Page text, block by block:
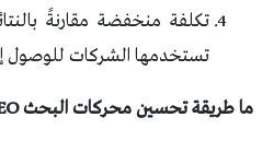
تكلفة منخفضة مقارنةً
تستخدمها الشركات للوصول
ما طريقة تحسين محركات البحث SEO؟